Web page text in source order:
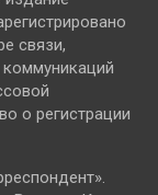
связи,
о регистрации